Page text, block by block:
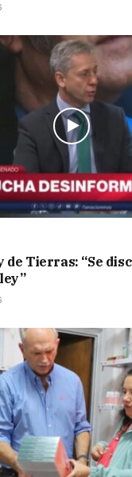
de Tierras: “Se